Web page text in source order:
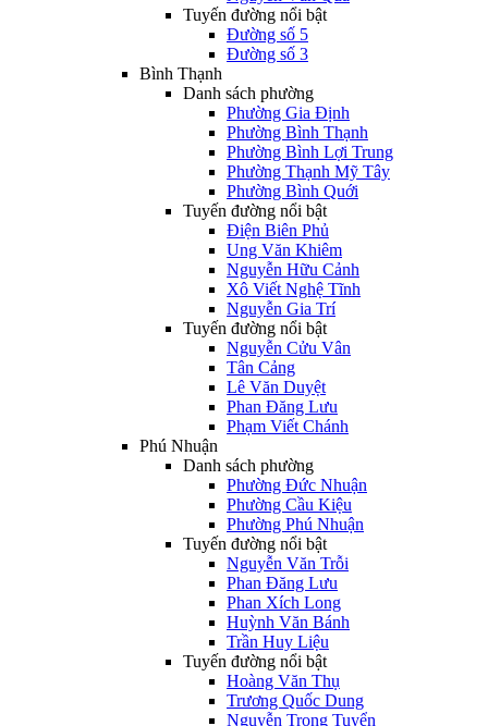
Tuyến đường nổi bật
Đường số 5
Đường số 3
Bình Thạnh
Danh sách phường
Phường Gia Định
Phường Bình Thạnh
Phường Bình Lợi Trung
Phường Thạnh Mỹ Tây
Phường Bình Quới
Tuyến đường nổi bật
Điện Biên Phủ
Ung Văn Khiêm
Nguyễn Hữu Cảnh
Xô Viết Nghệ Tĩnh
Nguyễn Gia Trí
Tuyến đường nổi bật
Nguyễn Cửu Vân
Tân Cảng
Lê Văn Duyệt
Phan Đăng Lưu
Phạm Viết Chánh
Phú Nhuận
Danh sách phường
Phường Đức Nhuận
Phường Cầu Kiệu
Phường Phú Nhuận
Tuyến đường nổi bật
Nguyễn Văn Trỗi
Phan Đăng Lưu
Phan Xích Long
Huỳnh Văn Bánh
Trần Huy Liệu
Tuyến đường nổi bật
Hoàng Văn Thụ
Trương Quốc Dung
Nguyễn Trọng Tuyển